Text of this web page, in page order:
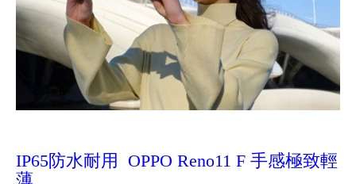
IP65防水耐用 OPPO Reno11 F 手感極致輕
薄